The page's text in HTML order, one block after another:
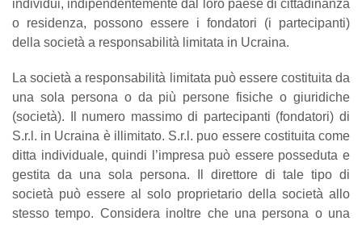
individui, indipendentemente dal loro paese di cittadinanza
o residenza, possono essere i fondatori (i partecipanti)
della società a responsabilità limitata in Ucraina.
La società a responsabilità limitata può essere costituita da
una sola persona o da più persone fisiche o giuridiche
(società). Il numero massimo di partecipanti (fondatori) di
S.r.l. in Ucraina è illimitato. S.r.l. puo essere costituita come
ditta individuale, quindi l’impresa può essere posseduta e
gestita da una sola persona. Il direttore di tale tipo di
società può essere al solo proprietario della società allo
stesso tempo. Considera inoltre che una persona o una